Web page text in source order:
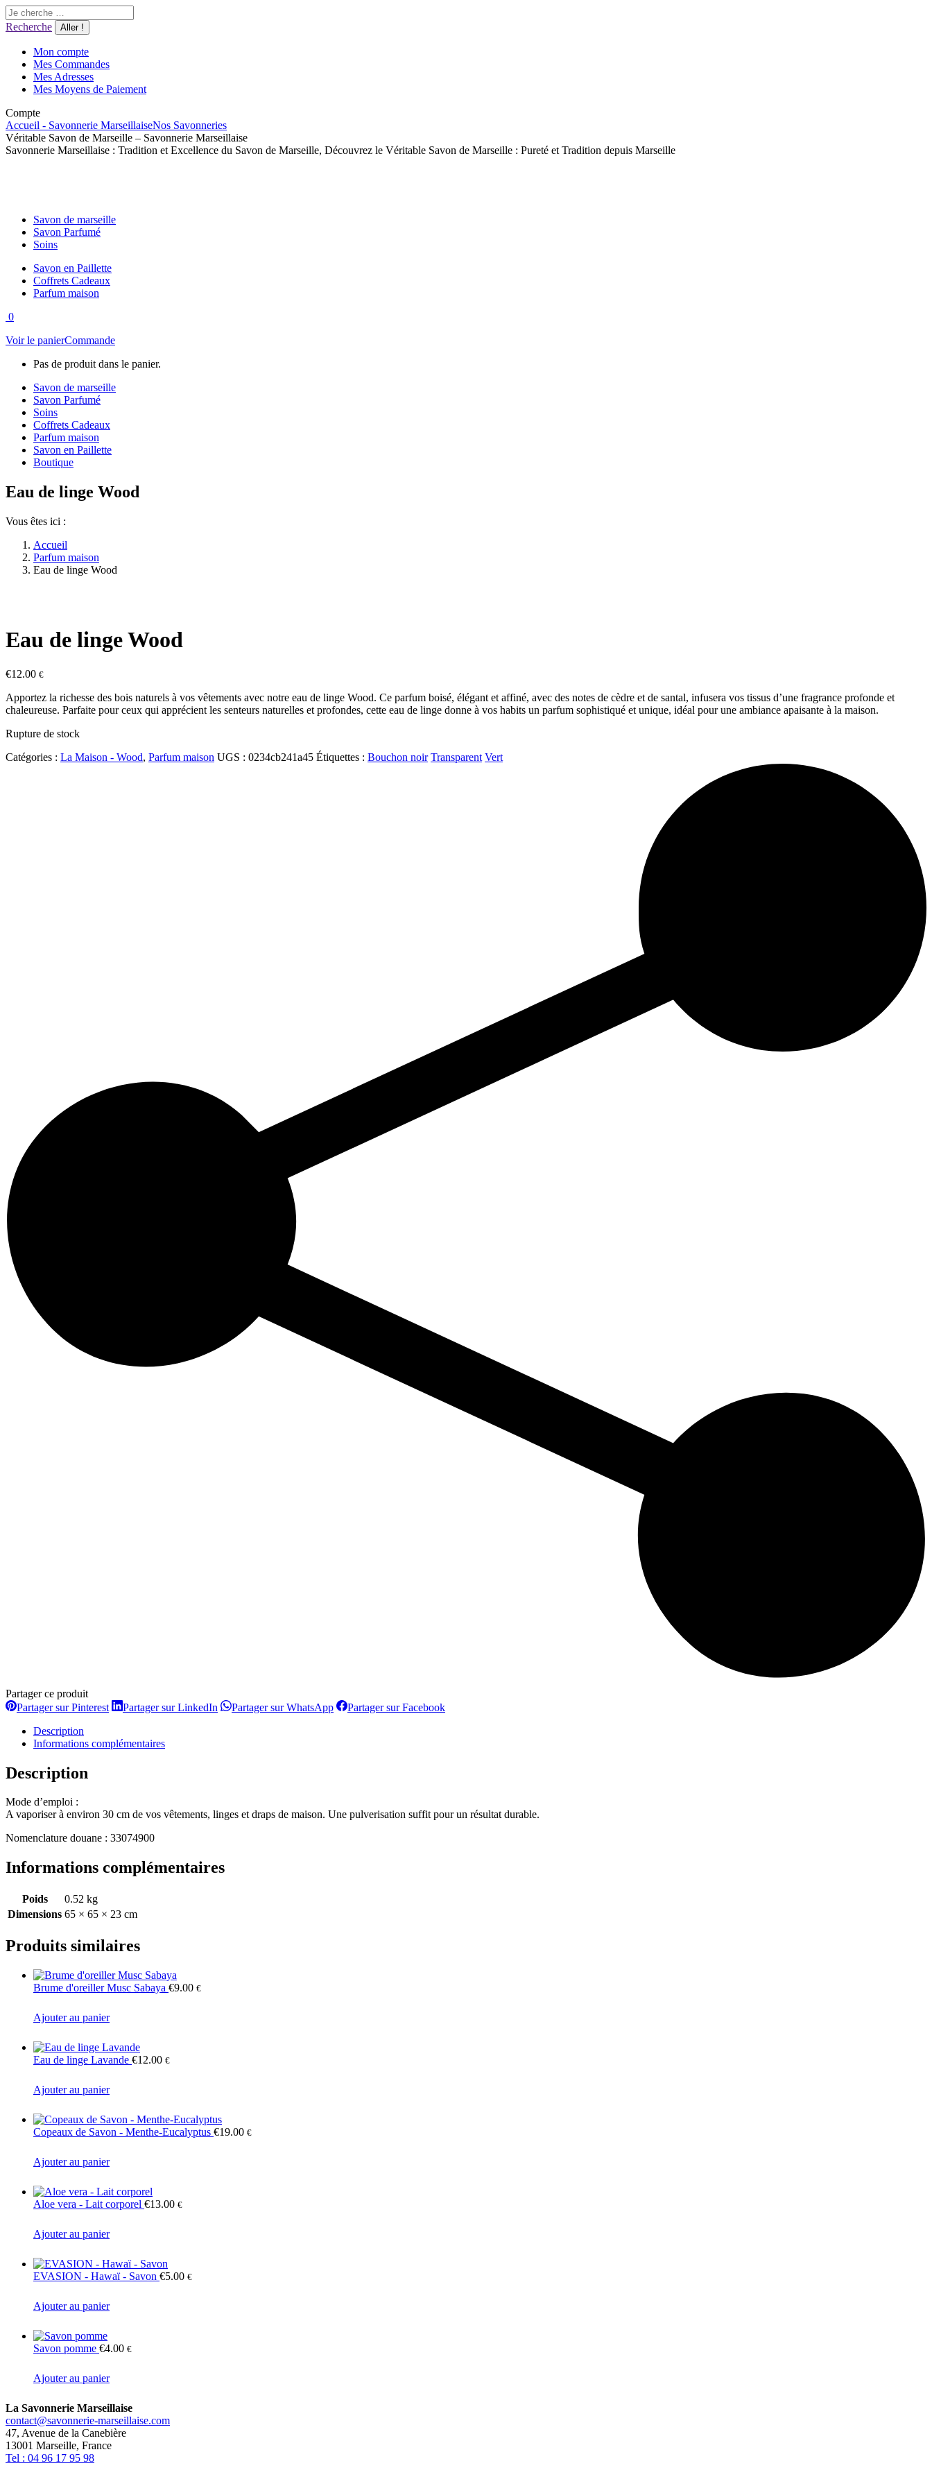
Aller
au
contenu
Recherche
:Recherche
Mon compte
Mes Commandes
Mes Adresses
Mes Moyens de Paiement
Compte
Accueil - Savonnerie MarseillaiseNos Savonneries
Véritable Savon de Marseille – Savonnerie Marseillaise
Savonnerie Marseillaise : Tradition et Excellence du Savon de Marseille, Découvrez le Véritable Savon de Marseille : Pureté et Tradition depuis Marseille
Savon de marseille
Savon Parfumé
Soins
Savon en Paillette
Coffrets Cadeaux
Parfum maison
0
Voir le panierCommande
Pas de produit dans le panier.
Savon de marseille
Savon Parfumé
Soins
Coffrets Cadeaux
Parfum maison
Savon en Paillette
Boutique
Eau de linge Wood
Vous êtes ici :
Accueil
Parfum maison
Eau de linge Wood
Eau de linge Wood
€12.00 €
Apportez la richesse des bois naturels à vos vêtements avec notre eau de linge Wood. Ce parfum boisé, élégant et affiné, avec des notes de cèdre et de santal, infusera vos tissus d’une fragrance profonde et
chaleureuse. Parfaite pour ceux qui apprécient les senteurs naturelles et profondes, cette eau de linge donne à vos habits un parfum sophistiqué et unique, idéal pour une ambiance apaisante à la maison.
Rupture de stock
Catégories : La Maison - Wood, Parfum maison UGS : 0234cb241a45 Étiquettes : Bouchon noir Transparent Vert
Partager ce produit
Partager sur PinterestPartager
Partager sur LinkedIn Partager
Partager sur WhatsAppPartager
Partager sur FacebookPartager
Description
Informations complémentaires
Description
Mode d’emploi :
A vaporiser à environ 30 cm de vos vêtements, linges et draps de maison. Une pulverisation suffit pour un résultat durable.
Nomenclature douane : 33074900
Informations complémentaires
Poids
0.52 kg
Dimensions 65 × 65 × 23 cm
Produits similaires
Brume d'oreiller Musc Sabaya €9.00 €
Ajouter au panier
Eau de linge Lavande €12.00 €
Ajouter au panier
Copeaux de Savon - Menthe-Eucalyptus €19.00 €
Ajouter au panier
Aloe vera - Lait corporel €13.00 €
Ajouter au panier
EVASION - Hawaï - Savon €5.00 €
Ajouter au panier
Savon pomme €4.00 €
Ajouter au panier
La Savonnerie Marseillaise
contact@savonnerie-marseillaise.com
47, Avenue de la Canebière
13001 Marseille, France
Tel : 04 96 17 95 98